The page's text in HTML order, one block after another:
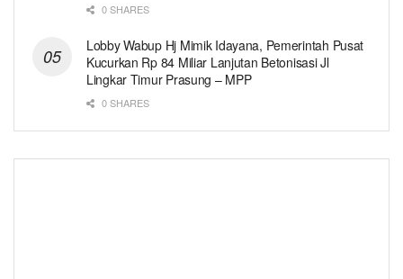
0 SHARES
Lobby Wabup Hj Mimik Idayana, Pemerintah Pusat
Kucurkan Rp 84 Miliar Lanjutan Betonisasi Jl
Lingkar Timur Prasung – MPP
0 SHARES